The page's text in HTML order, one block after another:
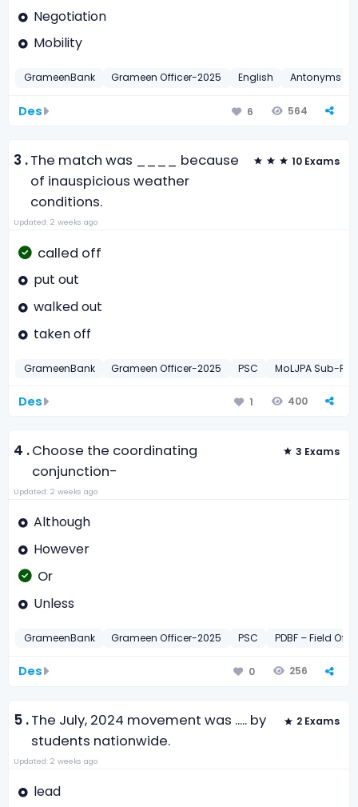
Negotiation
Mobility
GrameenBank Grameen Officer-2025 English Antonyms
Des 6 564
3 .The match was ____ because
of inauspicious weather
conditions.
10 Exams
Updated: 2 weeks ago
called off
put out
walked out
taken off
GrameenBank Grameen Officer-2025 PSC MoLJPA Sub-
Des 1 400
4 .Choose the coordinating
conjunction-
3 Exams
Updated: 2 weeks ago
Although
However
Or
Unless
GrameenBank Grameen Officer-2025 PSC PDBF – Field
Des 0 256
5 .The July, 2024 movement was ..... by
students nationwide.
2 Exams
Updated: 2 weeks ago
lead